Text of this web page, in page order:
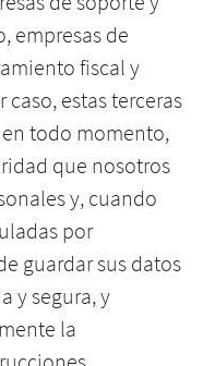
empresas de
fiscal y
estas terceras
todo momento,
que nosotros
y, cuando
por
guardar sus datos
y segura, y
la